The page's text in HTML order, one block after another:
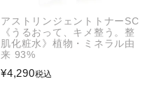
アストリンジェントトナーSC
《うるおって、キメ整う。整
肌化粧水》植物・ミネラル由
来 93%
¥4,290税込